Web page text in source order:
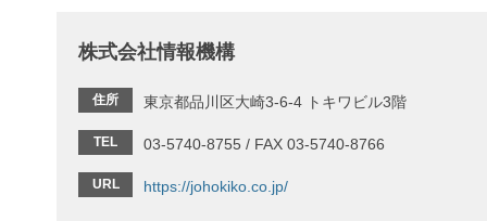
株式会社情報機構
住所 東京都品川区大崎3-6-4 トキワビル3階
TEL 03-5740-8755 / FAX 03-5740-8766
URL https://johokiko.co.jp/